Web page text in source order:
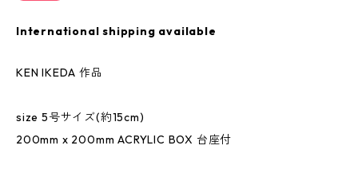
International shipping available
KEN IKEDA 作品
size 5号サイズ(約15cm)
200mm x 200mm ACRYLIC BOX 台座付